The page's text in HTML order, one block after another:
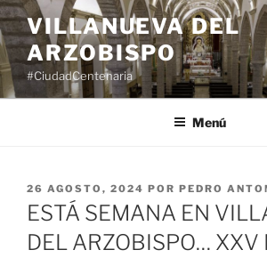
Saltar
al
contenido
VILLANUEVA DEL
ARZOBISPO
#CiudadCentenaria
Menú
PUBLICADO
EL
26 AGOSTO, 2024 POR PEDRO
ESTÁ SEMANA EN
DEL ARZOBISPO… XXV